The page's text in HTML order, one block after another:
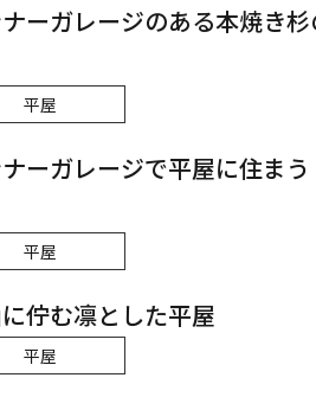
ーガレージのある本焼き
平屋
ーガレージで平屋に住まう
平屋
佇む凛とした平屋
平屋